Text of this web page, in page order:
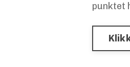
punktet